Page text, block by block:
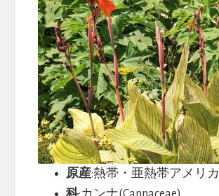
原産:熱帯・亜熱帯アメリカ